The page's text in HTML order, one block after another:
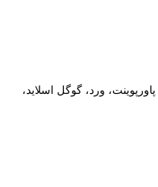
ورد، گوگل اسلاید،